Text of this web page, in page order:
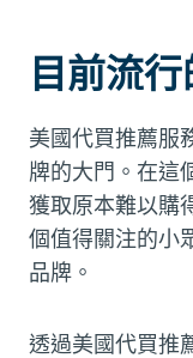
目前流
美國代買推薦服
牌的大門。在這
獲取原本難以購
個值得關注的小
品牌。
透過美國代買推